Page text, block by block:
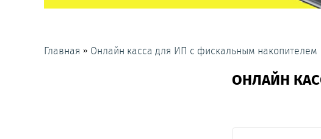
Главная » Онлайн касса для ИП с фискальным накопителем
ОНЛАЙН